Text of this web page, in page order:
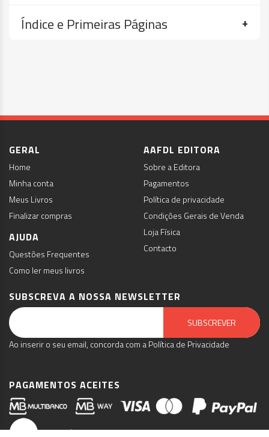
Índice e Primeiras Páginas
GERAL
Home
Minha conta
Meus Livros
Finalizar compras
AJUDA
Questões Frequentes
Como ler meus livros
AAFDL EDITORA
Sobre a Editora
Pagamentos
Política de privacidade
Condições Gerais de Venda
Loja Física
Contacto
SUBSCREVA A NOSSA NEWSLETTER
SUBSCREVER
Email Marketing by E-goi
Ao inserir o seu email, concorda com a Política de Privacidade
PAGAMENTOS ACEITES